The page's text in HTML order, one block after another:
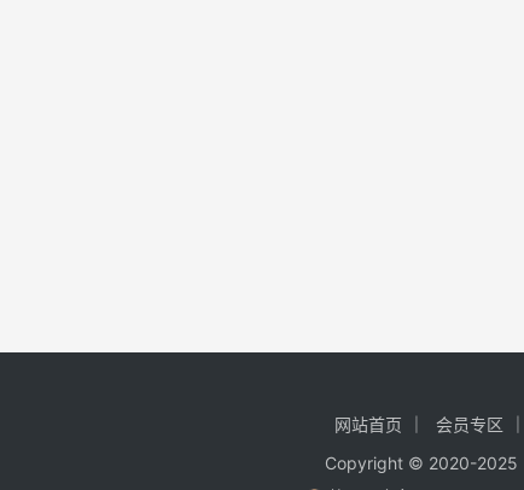
网站首页 会员专区
Copyright © 2020-2025